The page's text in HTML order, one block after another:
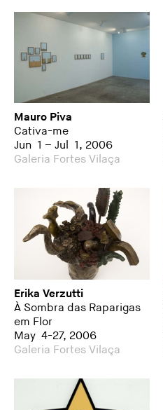
Mauro Piva
Cativa-me
Jun 1 – Jul 1, 2006
Galeria Fortes Vilaça
Erika Verzutti
À Sombra das Raparigas
em Flor
May 4-27, 2006
Galeria Fortes Vilaça